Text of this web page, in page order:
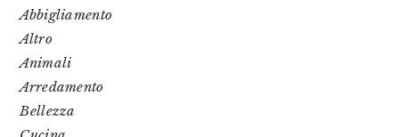
SIDEBAR
Abbigliamento
Altro
Animali
Arredamento
Bellezza